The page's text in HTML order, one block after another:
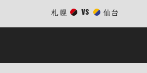
札幌 VS 仙台